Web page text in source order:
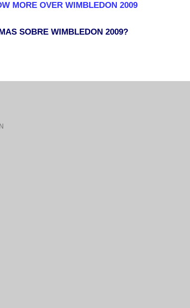
MORE OVER WIMBLEDON 2009
SOBRE WIMBLEDON 2009?